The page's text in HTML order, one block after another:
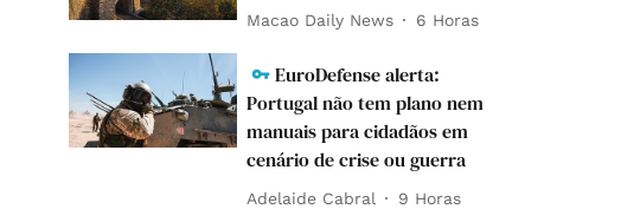
Macao Daily News 6 Horas
EuroDefense alerta:
Portugal não tem plano nem
manuais para cidadãos em
cenário de crise ou guerra
Adelaide Cabral 9 Horas